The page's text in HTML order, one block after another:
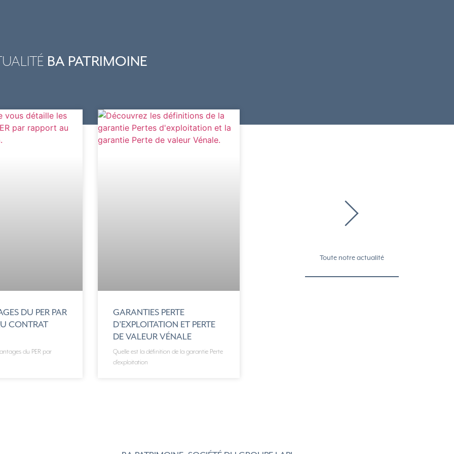
BA PATRIMOINE
DU PER PAR
CONTRAT
du PER par
GARANTIES PERTE
D’EXPLOITATION ET PERTE
DE VALEUR VÉNALE
Quelle est la définition de la garantie Perte
d’exploitation
Toute notre actualité